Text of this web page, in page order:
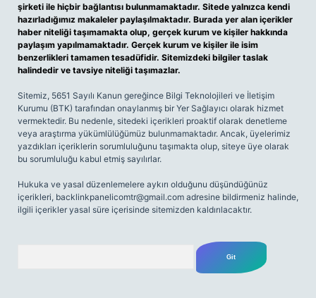
şirketi ile hiçbir bağlantısı bulunmamaktadır. Sitede yalnızca kendi
hazırladığımız makaleler paylaşılmaktadır. Burada yer alan içerikler
haber niteliği taşımamakta olup, gerçek kurum ve kişiler hakkında
paylaşım yapılmamaktadır. Gerçek kurum ve kişiler ile isim
benzerlikleri tamamen tesadüfidir. Sitemizdeki bilgiler taslak
halindedir ve tavsiye niteliği taşımazlar.
Sitemiz, 5651 Sayılı Kanun gereğince Bilgi Teknolojileri ve İletişim
Kurumu (BTK) tarafından onaylanmış bir Yer Sağlayıcı olarak hizmet
vermektedir. Bu nedenle, sitedeki içerikleri proaktif olarak denetleme
veya araştırma yükümlülüğümüz bulunmamaktadır. Ancak, üyelerimiz
yazdıkları içeriklerin sorumluluğunu taşımakta olup, siteye üye olarak
bu sorumluluğu kabul etmiş sayılırlar.
Hukuka ve yasal düzenlemelere aykırı olduğunu düşündüğünüz
içerikleri, backlinkpanelicomtr@gmail.com adresine bildirmeniz halinde,
ilgili içerikler yasal süre içerisinde sitemizden kaldırılacaktır.